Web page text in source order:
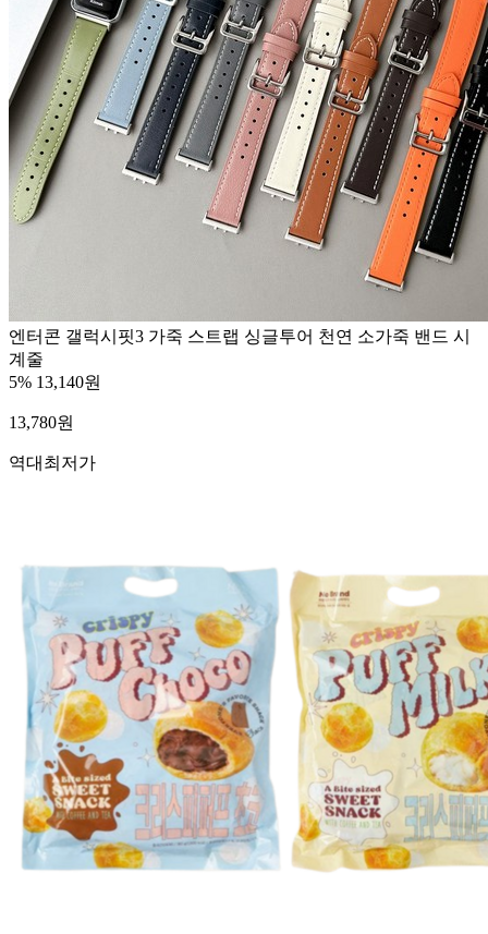
엔터콘 갤럭시핏3 가죽 스트랩 싱글투어 천연 소가죽 밴드 시
계줄
5% 13,140원
13,780원
역대최저가